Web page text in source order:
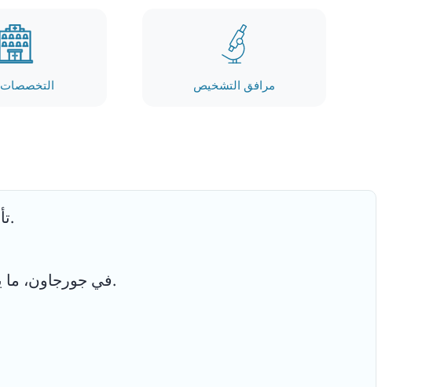
التخصصات مرافق التشخيص
تأسسى مستشفى أرتيميس في جورجاون عام 2007 بوصورة مجموعة أبولو للإطارات.
أول مستشفى معتمد من NABH وJCI في جورجاون، ما يضمن الالتزام بمعايير الراعية الصحية العالمية.